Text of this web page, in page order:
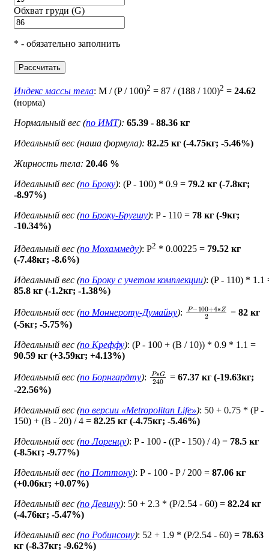
Обхват груди (G)
* - обязательно заполнить
Рассчитать
Индекс массы тела: M / (P / 100)2 = 87 / (188 / 100)2 = 24.62
(норма)
Нормальный вес (по ИМТ): 65.39 - 88.36 кг
Идеальный вес (наша формула): 82.25 кг (-4.75кг; -5.46%)
Жирность тела: 20.46 %
Идеальный вес (по Броку): (P - 100) * 0.9 = 79.2 кг (-7.8кг;
-8.97%)
Идеальный вес (по Броку-Бругшу): P - 110 = 78 кг (-9кг;
-10.34%)
Идеальный вес (по Мохаммеду): P2 * 0.00225 = 79.52 кг
(-7.48кг; -8.6%)
Идеальный вес (по Броку c учетом комплекции): (P - 110) * 1.1
85.8 кг (-1.2кг; -1.38%)
Идеальный вес (по Моннероту-Думайну): P− 100 +4∗ 2
=82 кг
(-5кг; -5.75%)
Идеальный вес (по Креффу): (P - 100 + (B / 10)) * 0.9 * 1.1 =
90.59 кг (+3.59кг; +4.13%)
Идеальный вес (по Борнгардту): P∗G 240
=67.37 кг (-19.63кг;
-22.56%)
Идеальный вес (по версии «Metropolitan Life»): 50 + 0.75 * (P -
150) + (B - 20) / 4 = 82.25 кг (-4.75кг; -5.46%)
Идеальный вес (по Лоренцу): P - 100 - ((P - 150) / 4) = 78.5 кг
(-8.5кг; -9.77%)
Идеальный вес (по Поттону): Р - 100 - P / 200 = 87.06 кг
(+0.06кг; +0.07%)
Идеальный вес (по Девину): 50 + 2.3 * (P/2.54 - 60) = 82.24 кг
(-4.76кг; -5.47%)
Идеальный вес (по Робинсону): 52 + 1.9 * (P/2.54 - 60) = 78.63
кг (-8.37кг; -9.62%)